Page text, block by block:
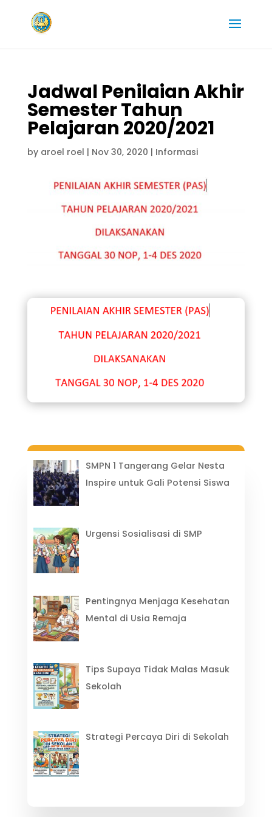
Jadwal Penilaian Akhir
Semester Tahun
Pelajaran 2020/2021
by aroel roel | Nov 30, 2020 | Informasi
SMPN 1 Tangerang Gelar Nesta
Inspire untuk Gali Potensi Siswa
Urgensi Sosialisasi di SMP
Pentingnya Menjaga Kesehatan
Mental di Usia Remaja
Tips Supaya Tidak Malas Masuk
Sekolah
Strategi Percaya Diri di Sekolah